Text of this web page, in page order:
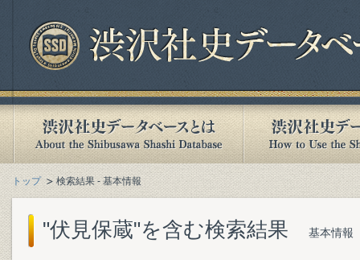
トップ 検索結果 - 基本情報
"伏見保蔵"を含む検索結果 基本情報